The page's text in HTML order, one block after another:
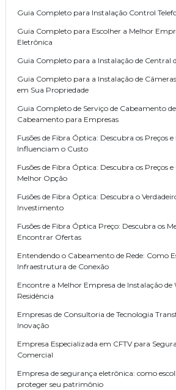
Guia Completo para Instalação Control
Guia Completo para Escolher a Melhor
Eletrônica
Guia Completo para a Instalação de Central
Guia Completo para a Instalação de
em Sua Propriedade
Guia Completo de Serviço de Cabeamento
Cabeamento para Empresas
Fusões de Fibra Óptica: Descubra os Preços e
Influenciam o Custo
Fusões de Fibra Óptica: Descubra os Preços
Melhor Opção
Fusões de Fibra Óptica: Descubra o
Investimento
Fusões de Fibra Óptica Preço: Descubra os
Encontrar Ofertas
Entendendo o Cabeamento de Rede: Como
Infraestrutura de Conexão
Encontre a Melhor Empresa de Instalação de
Residência
Empresas de Consultoria de Tecnologia
Inovação
Empresa Especializada em CFTV para
Comercial
Empresa de segurança eletrônica: como
proteger seu patrimônio